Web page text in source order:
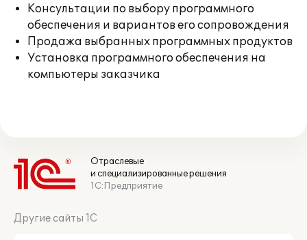
Консультации по выбору программного
обеспечения и вариантов его сопровождения
Продажа выбранных программных продуктов
Установка программного обеспечения на
компьютеры заказчика
Отраслевые
и специализированные решения
1С:Предприятие
Другие сайты 1С